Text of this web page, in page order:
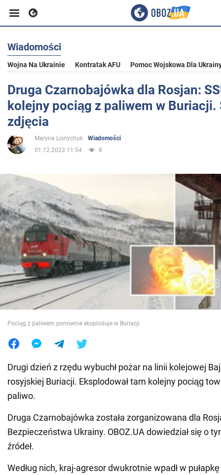
Biznes
Sport
Rozrywka
Życie
Polityka
Społeczeństwo
Wojna na Ukrainie
Świat
Jedzenie
Wiadomości
Wojna Na Ukrainie Kontratak AFU Pomoc Wojskowa Dla
Druga Czarnobajówka dla Rosjan:
kolejny pociąg z paliwem w Buriacji.
zdjęcia
Maryna Lisnychuk
Wiadomości
01.12.2023 11:54
8
Pociąg z paliwem ponownie eksploduje w Buriacji
Drugi dzień z rzędu wybuchł pożar na linii kolejowej
rosyjskiej Buriacji. Eksplodował tam kolejny pociąg
paliwo.
Druga Czarnobajówka została zorganizowana dla
Bezpieczeństwa Ukrainy. OBOZ.UA dowiedział się o
źródeł.
Według nich, kraj-agresor dwukrotnie wpadł w